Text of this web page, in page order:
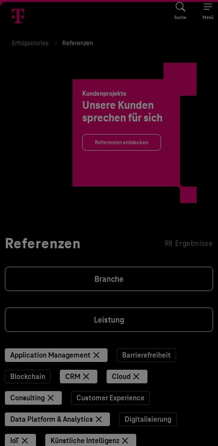
Suche Menü
Erfolgsstories Referenzen
Kundenprojekte
Unsere Kunden
sprechen für sich
Referenzen entdecken
Referenzen 98 Ergebnisse
Branche
Leistung
Application Management Barrierefreiheit
Blockchain CRM Cloud
Consulting Customer Experience
Data Platform & Analytics Digitalisierung
IoT Künstliche Intelligenz